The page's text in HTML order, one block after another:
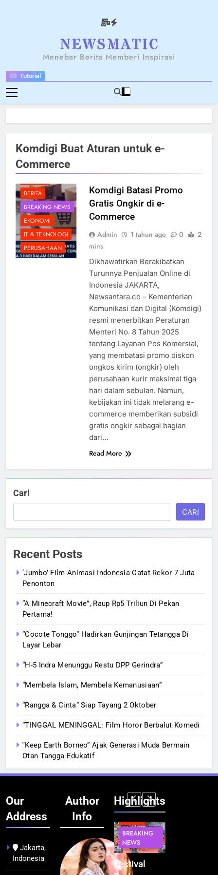
Tutorial
NEWSANTARA
Menebar Berita Memberi Inspirasi
Komdigi Buat Aturan untuk e-
Commerce
BERITA
BREAKING NEWS
EKONOMI
IT & TEKNOLOGI
PERUSAHAAN
Komdigi Batasi Promo
Gratis Ongkir di e-
Commerce
Admin 1 tahun ago 0
2
mins
Dikhawatirkan Berakibatkan
Turunnya Penjualan Online di
Indonesia JAKARTA,
Newsantara.co – Kementerian
Komunikasi dan Digital (Komdigi)
resmi menerbitkan Peraturan
Menteri No. 8 Tahun 2025
tentang Layanan Pos Komersial,
yang membatasi promo diskon
ongkos kirim (ongkir) oleh
perusahaan kurir maksimal tiga
hari dalam sebulan. Namun,
kebijakan ini tidak melarang e-
commerce memberikan subsidi
gratis ongkir sebagai bagian
dari…
Read More
Cari
CARI
Recent Posts
‘Jumbo’ Film Animasi Indonesia Catat Rekor 7 Juta
Penonton
“A Minecraft Movie”, Raup Rp5 Triliun Di Pekan
Pertama!
“Cocote Tonggo” Hadirkan Gunjingan Tetangga Di
Layar Lebar
“H-5 Indra Menunggu Restu DPP Gerindra”
“Membela Islam, Membela Kemanusiaan”
“Rangga & Cinta” Siap Tayang 2 Oktober
“TINGGAL MENINGGAL: Film Horor Berbalut Komedi
‟Keep Earth Borneo” Ajak Generasi Muda Bermain
Otan Tangga Edukatif
Our
Address
Jakarta,
Indonesia
Author
Info
Highlights
BERITA
NEWS
Kualitas
TEKNOLOGI
Indonesia
BREAKING
NEWS
Festival